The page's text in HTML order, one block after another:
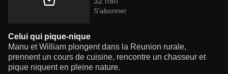
S'abonner
Celui qui pique-nique
Manu et William plongent dans la Reunion rurale,
prennent un cours de cuisine, rencontre un chasseur et
pique niquent en pleine nature.